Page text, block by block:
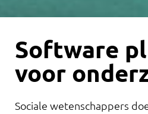
Software
voor
Sociale wetenschappers